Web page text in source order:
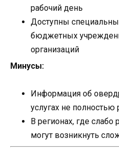
рабочий день
Доступны
бюджетных
организаций
Минусы:
Информация об
услугах не полностью
В регионах, где слабо
могут возникнуть